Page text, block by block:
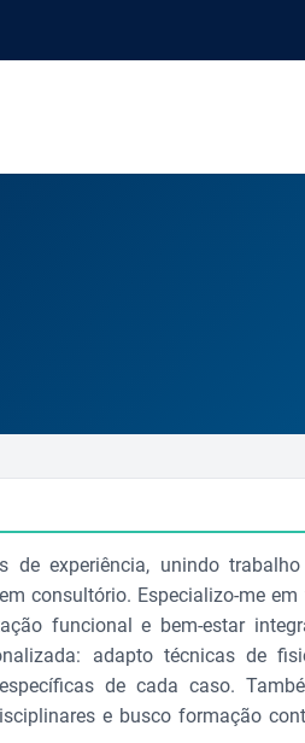
de experiência, unindo
consultório. Especializo-me
funcional e bem-estar
adapto técnicas de
de cada caso.
e busco formação